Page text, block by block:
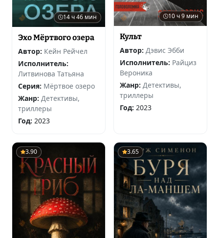
14 ч 46 мин
Эхо Мёртвого озера
Автор: Кейн Рейчел
Исполнитель:
Литвинова Татьяна
Серия: Мёртвое озеро
Жанр: Детективы,
триллеры
Год: 2023
10 ч 9 мин
Культ
Автор: Дэвис Эбби
Исполнитель: Райциз
Вероника
Жанр: Детективы,
триллеры
Год: 2023
3.90 3.65